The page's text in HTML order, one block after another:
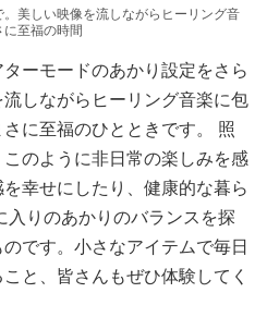
美しい映像を流しながらヒーリング音
至福の時間
ーモードのあかり設定をさら
しながらヒーリング音楽に包
に至福のひとときです。 照
のように非日常の楽しみを感
幸せにしたり、健康的な暮ら
りのあかりのバランスを探
です。小さなアイテムで毎日
と、皆さんもぜひ体験してく